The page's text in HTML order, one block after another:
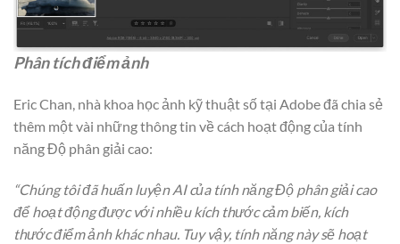
Phân tích điểm ảnh
Eric Chan, nhà khoa học ảnh kỹ thuật số tại Adobe đã chia sẻ
thêm một vài những thông tin về cách hoạt động của tính
năng Độ phân giải cao:
“Chúng tôi đã huấn luyện AI của tính năng Độ phân giải cao
để hoạt động được với nhiều kích thước cảm biến, kích
thước điểm ảnh khác nhau. Tuy vậy, tính năng này sẽ hoạt